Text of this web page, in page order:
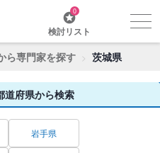
0
検討リスト
ら専門家を探す 茨城県
道府県から検索
岩手県